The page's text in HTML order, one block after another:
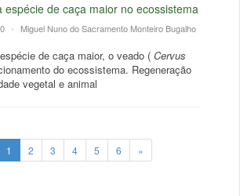
espécie de caça maior no ecossistema
• Miguel Nuno do Sacramento Monteiro Bugalho
de caça maior, o veado ( Cervus
do ecossistema. Regeneração
vegetal e animal
1 2 3 4 5 6 »